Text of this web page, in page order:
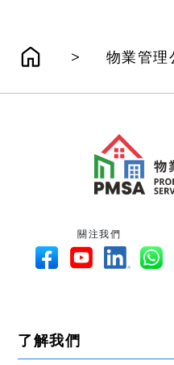
> 物業管理
關注我們
了解我們